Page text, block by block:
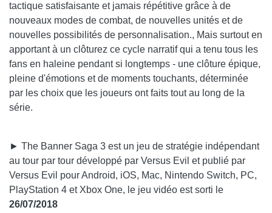
tactique satisfaisante et jamais répétitive grâce à de
nouveaux modes de combat, de nouvelles unités et de
nouvelles possibilités de personnalisation., Mais surtout en
apportant à un clôturez ce cycle narratif qui a tenu tous les
fans en haleine pendant si longtemps - une clôture épique,
pleine d'émotions et de moments touchants, déterminée
par les choix que les joueurs ont faits tout au long de la
série.
► The Banner Saga 3 est un jeu de stratégie indépendant
au tour par tour développé par Versus Evil et publié par
Versus Evil pour Android, iOS, Mac, Nintendo Switch, PC,
PlayStation 4 et Xbox One, le jeu vidéo est sorti le
26/07/2018